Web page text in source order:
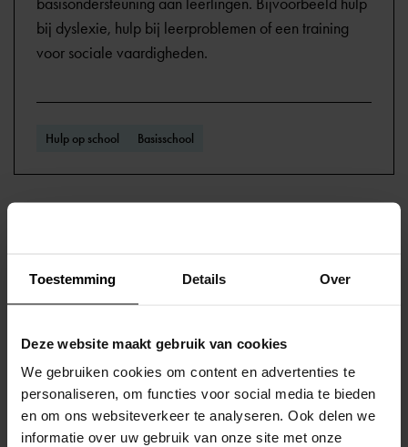
Toestemming Details Over
Deze website maakt gebruik van cookies
We gebruiken cookies om content en advertenties te
personaliseren, om functies voor social media te bieden
en om ons websiteverkeer te analyseren. Ook delen we
informatie over uw gebruik van onze site met onze
bij dyslexie, hulp bij leerproblemen of een training
voor sociale vaardigheden.
Hulp op school Basisschool
Oudersteunpunt passend
onderwijs?
Ouders kunnen bij het oudersteunpunt terecht met al
hun vragen over passend onderwijs. Ze krijgen bij het
oudersteunpunt, uitgevoerd door OCO, onafhankelijk
advies.